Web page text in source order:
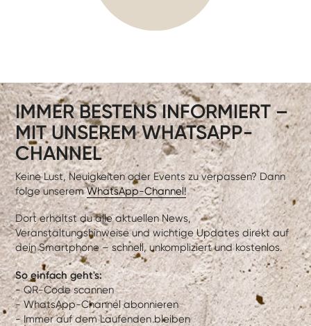
IMMER BESTENS INFORMIERT –
MIT UNSEREM WHATSAPP-
CHANNEL
Keine Lust, Neuigkeiten oder Events zu verpassen? Dann
folge unseremWhatsApp-Channel!
Dort erhältst du alle aktuellen News,
Veranstaltungshinweise und wichtige Updates direkt auf
dein Smartphone – schnell, unkompliziert und kostenlos.
So einfach geht's:
- QR-Code scannen
- WhatsApp-Channel abonnieren
- Immer auf dem Laufenden bleiben